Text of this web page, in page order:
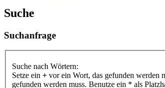
Suche
Suchanfrage
Suche nach Wörtern:
Setze ein + vor ein Wort, das gefunden werden
gefunden werden muss. Benutze ein * als